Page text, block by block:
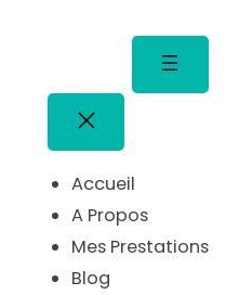
Accueil
A Propos
Mes Prestations
Blog